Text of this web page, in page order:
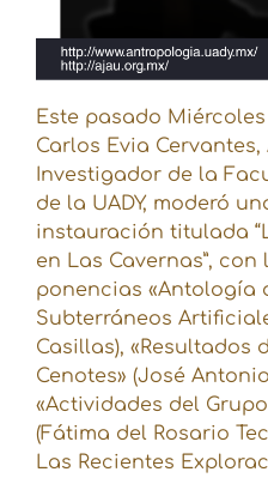
Este pasado Miércoles
Carlos Evia
Investigador de la
de la UADY, moderó
instauración titulada
en Las Cavernas”,
ponencias «Antología
Subterráneos
Casillas), «Resultados
Cenotes» (José
«Actividades del
(Fátima del Rosario
Las Recientes